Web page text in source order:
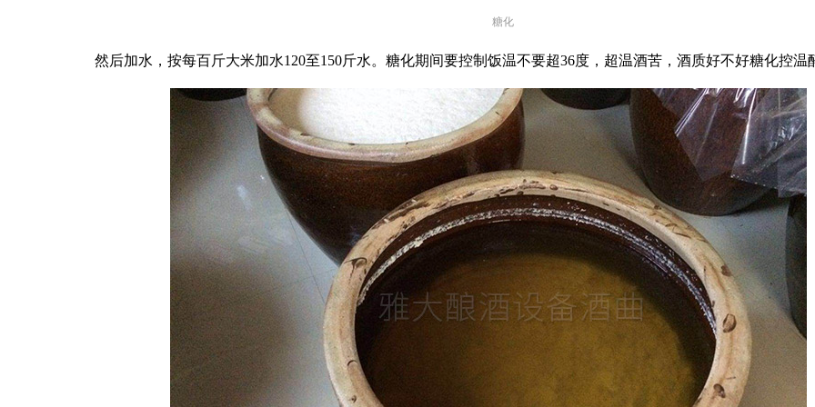
糖化
然后加水，按每百斤大米加水120至150斤水。糖化期间要控制饭温不要超36度，超温酒苦，酒质好不好糖化控温